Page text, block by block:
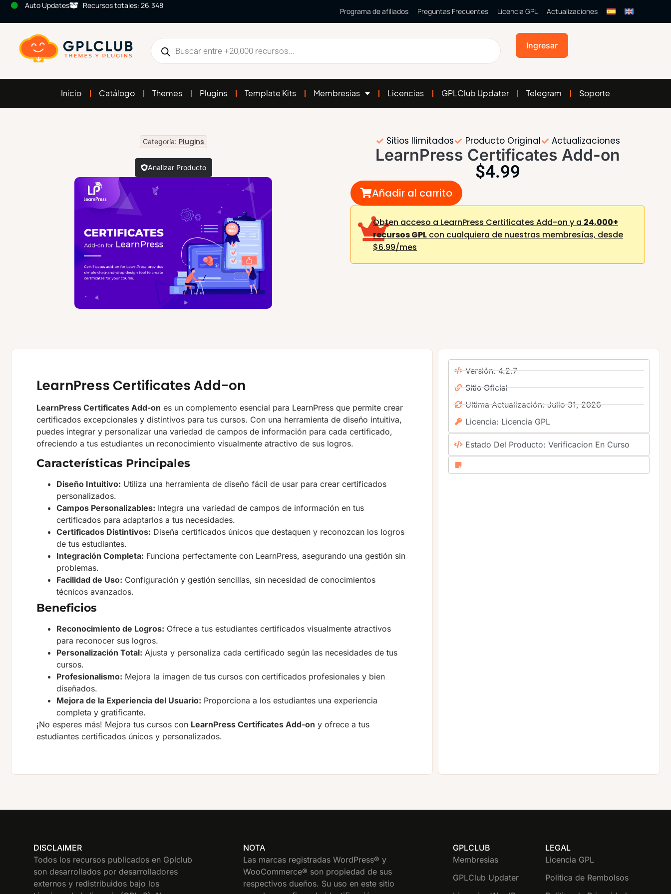
Auto Updates Recursos totales: 26,348
Programa de afiliados Preguntas Frecuentes Licencia GPL Actualizaciones
Ingresar
Inicio Catálogo Themes Plugins Template Kits Membresias Licencias GPLClub Updater Telegram Soporte
Categoría: Plugins
Analizar Producto
Sitios Ilimitados Producto Original Actualizaciones
LearnPress Certificates Add-on
$4.99
Añadir al carrito
Obten acceso a LearnPress Certificates Add-on y a 24,000+
recursos GPL con cualquiera de nuestras membresías, desde
$6.99/mes
LearnPress Certificates Add-on
LearnPress Certificates Add-on es un complemento esencial para LearnPress que permite crear
certificados excepcionales y distintivos para tus cursos. Con una herramienta de diseño intuitiva,
puedes integrar y personalizar una variedad de campos de información para cada certificado,
ofreciendo a tus estudiantes un reconocimiento visualmente atractivo de sus logros.
Características Principales
Diseño Intuitivo: Utiliza una herramienta de diseño fácil de usar para crear certificados
personalizados.
Campos Personalizables: Integra una variedad de campos de información en tus
certificados para adaptarlos a tus necesidades.
Certificados Distintivos: Diseña certificados únicos que destaquen y reconozcan los logros
de tus estudiantes.
Integración Completa: Funciona perfectamente con LearnPress, asegurando una gestión sin
problemas.
Facilidad de Uso: Configuración y gestión sencillas, sin necesidad de conocimientos
técnicos avanzados.
Beneficios
Reconocimiento de Logros: Ofrece a tus estudiantes certificados visualmente atractivos
para reconocer sus logros.
Personalización Total: Ajusta y personaliza cada certificado según las necesidades de tus
cursos.
Profesionalismo: Mejora la imagen de tus cursos con certificados profesionales y bien
diseñados.
Mejora de la Experiencia del Usuario: Proporciona a los estudiantes una experiencia
completa y gratificante.
¡No esperes más! Mejora tus cursos con LearnPress Certificates Add-on y ofrece a tus
estudiantes certificados únicos y personalizados.
Versión: 4.2.7
Sitio Oficial
Ultima Actualización: Julio 31, 2026
Licencia: Licencia GPL
Estado Del Producto: Verificacion En Curso
DISCLAIMER
Todos los recursos publicados en Gplclub
son desarrollados por desarrolladores
externos y redistribuidos bajo los
NOTA
Las marcas registradas WordPress® y
WooCommerce® son propiedad de sus
respectivos dueños. Su uso en este sitio
GPLCLUB
Membresias
GPLClub Updater
LEGAL
Licencia GPL
Politica de Rembolsos